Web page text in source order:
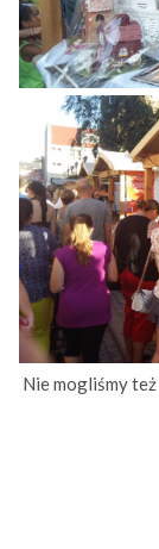
Nie mogliśmy